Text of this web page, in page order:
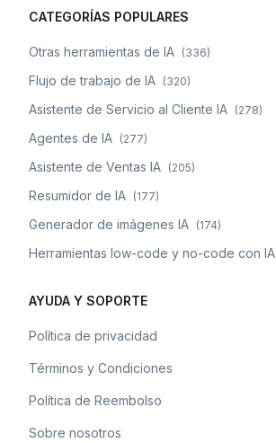
CATEGORÍAS POPULARES
Otras herramientas de IA (336)
Flujo de trabajo de IA (320)
Asistente de Servicio al Cliente IA (278)
Agentes de IA (277)
Asistente de Ventas IA (205)
Resumidor de IA (177)
Generador de imágenes IA (174)
Herramientas low-code y no-code con IA
AYUDA Y SOPORTE
Política de privacidad
Términos y Condiciones
Política de Reembolso
Sobre nosotros